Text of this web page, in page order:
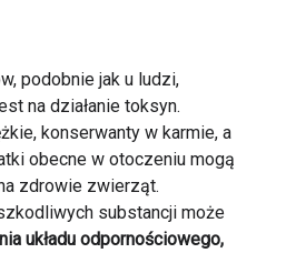
podobnie jak u ludzi,
na działanie toksyn.
konserwanty w karmie, a
obecne w otoczeniu mogą
zdrowie zwierząt.
substancji może
układu odpornościowego,